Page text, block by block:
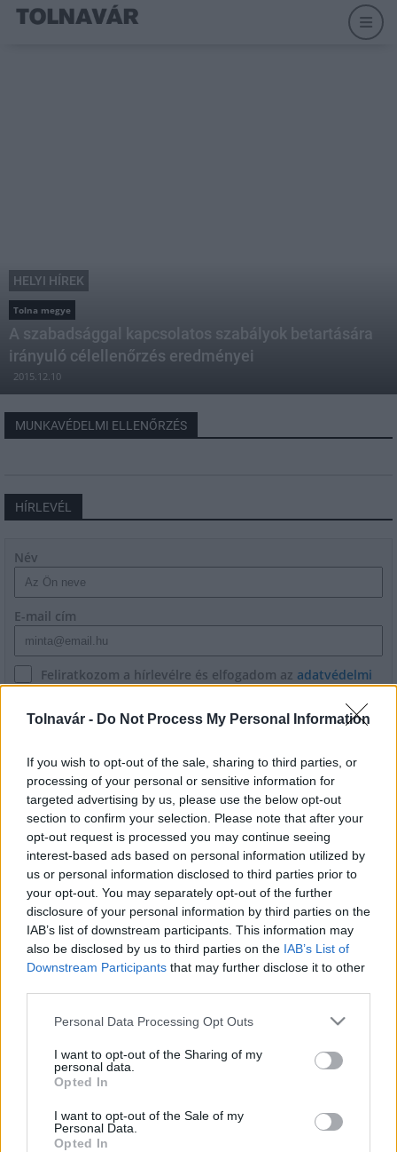
Tolnavár - Do Not Process My Personal Information
If you wish to opt-out of the sale, sharing to third parties, or
processing of your personal or sensitive information for
targeted advertising by us, please use the below opt-out
section to confirm your selection. Please note that after your
opt-out request is processed you may continue seeing
interest-based ads based on personal information utilized by
us or personal information disclosed to third parties prior to
your opt-out. You may separately opt-out of the further
disclosure of your personal information by third parties on the
IAB’s list of downstream participants. This information may
also be disclosed by us to third parties on the IAB’s List of
Downstream Participants that may further disclose it to other
Please note that this website/app uses one or more Google
not limited to your visit or usage behaviour. You may click to
grant or deny consent to Google and its third-party tags to
use your data for below specified purposes in below Google
consent section.
Personal Data Processing Opt Outs
I want to opt-out of the Sharing of my
personal data.
Opted In
I want to opt-out of the Sale of my
Personal Data.
Opted In
HELYI HÍREK
Tolna megye
A szabadsággal kapcsolatos szabályok betartására
irányuló célellenőrzés eredményei
2015.12.10
MUNKAVÉDELMI ELLENŐRZÉS
HÍRLEVÉL
Név
E-mail cím
Feliratkozom a hírlevélre és elfogadom az adatvédelmi
FELIRATKOZÁS
LEGFRISSEBB
Országos hírek
Megérkezett az eső a Duna vízgyűjtőjére
Megérkezett a rég várt eső a Duna vízgyűjtőjére, a folyó
magyarországi szakaszán azonban továbbra is csak pár
centiméteres vízszintváltozások jellemzőek.
Országos hírek
KECSKEMÉTEN IS SZAKIRÁNYÚ
TOVÁBBKÉPZÉSEKKEL ERŐSÍT A GÁL FERENC
EGYETEM
A LAKOSSÁGRA IS FONTOS SZEREP HÁRUL A
SZÚNYOGINVÁZIÓ ELKERÜLÉSÉBEN